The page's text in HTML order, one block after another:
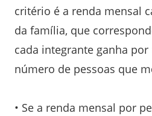
critério é a renda mensal
da família, que
cada integrante ganha
número de pessoas que
• Se a renda mensal por